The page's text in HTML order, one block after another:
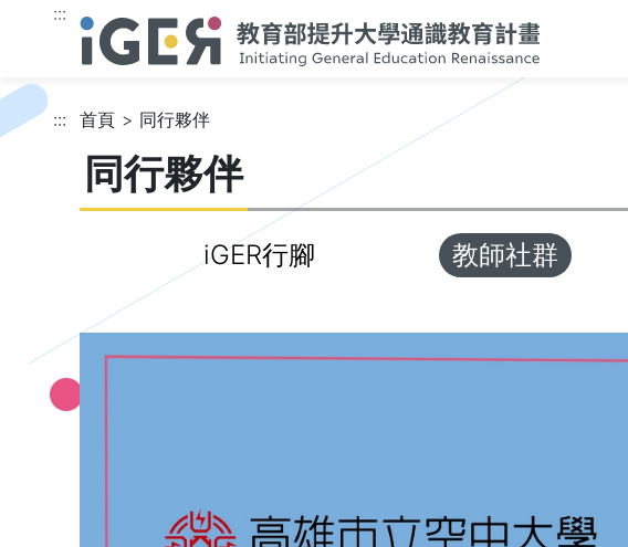
跳到主要內容
:::
::: 首頁
同行夥伴
同行夥伴
iGER行腳 教師社群